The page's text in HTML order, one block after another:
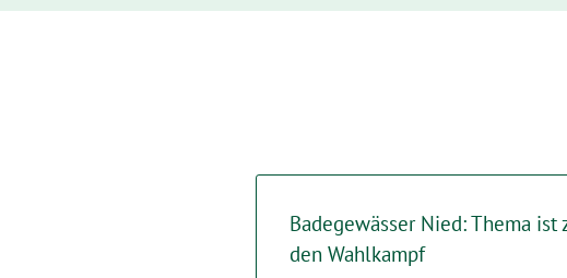
Badegewässer Nied: Thema ist
den Wahlkampf